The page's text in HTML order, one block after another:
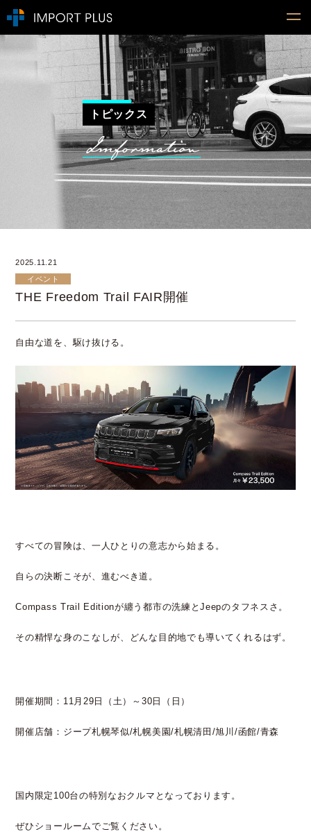
トピックス
2025.11.21
イベント
THE Freedom Trail FAIR開催
自由な道を、駆け抜ける。
すべての冒険は、一人ひとりの意志から始まる。​
自らの決断こそが、進むべき道。​
Compass Trail Editionが纏う都市の洗練とJeepのタフネスさ。​
その精悍な身のこなしが、どんな目的地でも導いてくれるはず。​
開催期間：11月29日（土）～30日（日）
開催店舗：ジープ札幌琴似/札幌美園/札幌清田/旭川/函館/青森
国内限定100台の特別なおクルマとなっております。
ぜひショールームでご覧ください。